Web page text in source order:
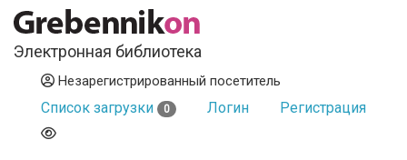
Электронная библиотека
Незарегистрированный посетитель
Список загрузки 0 Логин Регистрация